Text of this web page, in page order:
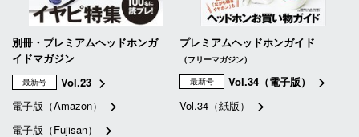
別冊・プレミアムヘッドホンガ
イドマガジン
最新号
Vol.23
電子版（Amazon）
電子版（Fujisan）
プレミアムヘッドホンガイド
（フリーマガジン）
最新号
Vol.34（電子版）
Vol.34（紙版）